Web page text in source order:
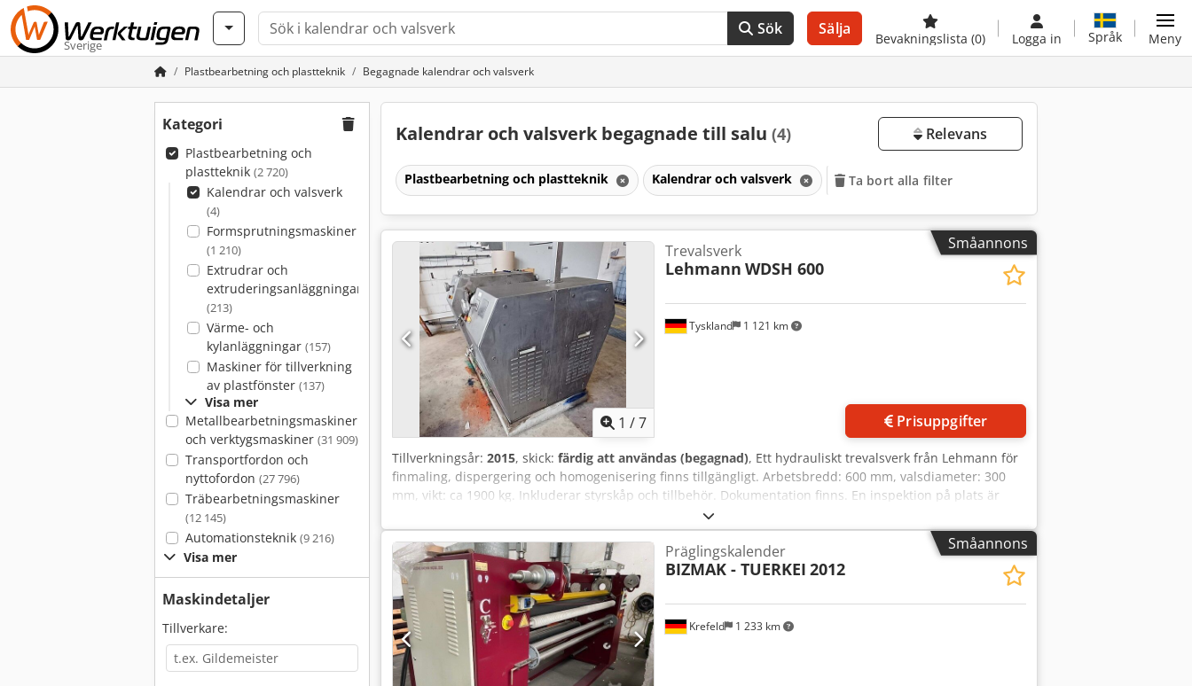
Sverige
Sök Sälja
Bevakningslista (0) Logga in Språk Meny
Plastbearbetning och plastteknik Begagnade kalendrar och valsverk
Kategori
Plastbearbetning och
plastteknik (2 720)
Kalendrar och valsverk
(4)
Formsprutningsmaskiner
(1 210)
Extrudrar och
extruderingsanläggningar
(213)
Värme- och
kylanläggningar (157)
Maskiner för tillverkning
av plastfönster (137)
Visa mer
Metallbearbetningsmaskiner
och verktygsmaskiner (31 909)
Transportfordon och
nyttofordon (27 796)
Träbearbetningsmaskiner
(12 145)
Automationsteknik (9 216)
Visa mer
Maskindetaljer
Tillverkare:
Kalendrar och valsverk begagnade till salu (4) Relevans
Plastbearbetning och plastteknik Kalendrar och valsverk Ta bort alla filter
Småannons
1 /7
Tyskland 1 121 km
Trevalsverk
Lehmann WDSH 600
Prisuppgifter
Tillverkningsår: 2015, skick: färdig att användas (begagnad), Ett hydrauliskt trevalsverk från Lehmann för
finmaling, dispergering och homogenisering finns tillgängligt. Arbetsbredd: 600 mm, valsdiameter: 300
mm, vikt: ca 1900 kg. Inkluderar styrskåp och tillbehör. Dokumentation finns. En inspektion på plats är
Småannons
Krefeld 1 233 km
Präglingskalender
BIZMAK - TUERKEI 2012